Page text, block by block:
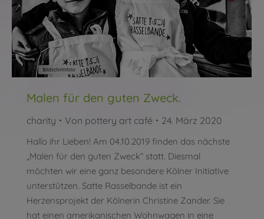
Malen für den guten Zweck.
charity Von pottery art café 24. März 2020
Hallo ihr Lieben! Am 04.10.2019 finden das nächste
„Malen für den guten Zweck“ statt. Diesmal
möchten wir eine ganz besondere Kölner Initiative
unterstützen. Satte Rasselbande ist ein
Herzensprojekt der Kölnerin Christine Zander. Sie
hat einen amerikanischen Wohnwagen in eine